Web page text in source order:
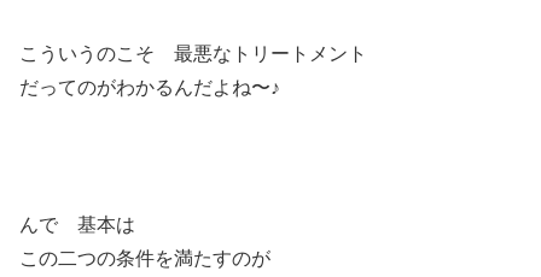
こういうのこそ 最悪なトリートメント
だってのがわかるんだよね〜♪
んで 基本は
この二つの条件を満たすのが